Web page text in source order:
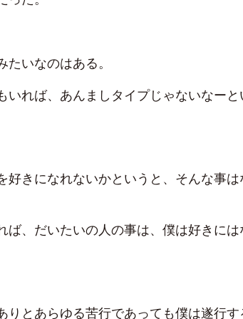
いなのはある。
いれば、あんましタイプじゃないなーと
好きになれないかというと、そんな事は
ば、だいたいの人の事は、僕は好きには
りとあらゆる苦行であっても僕は遂行す